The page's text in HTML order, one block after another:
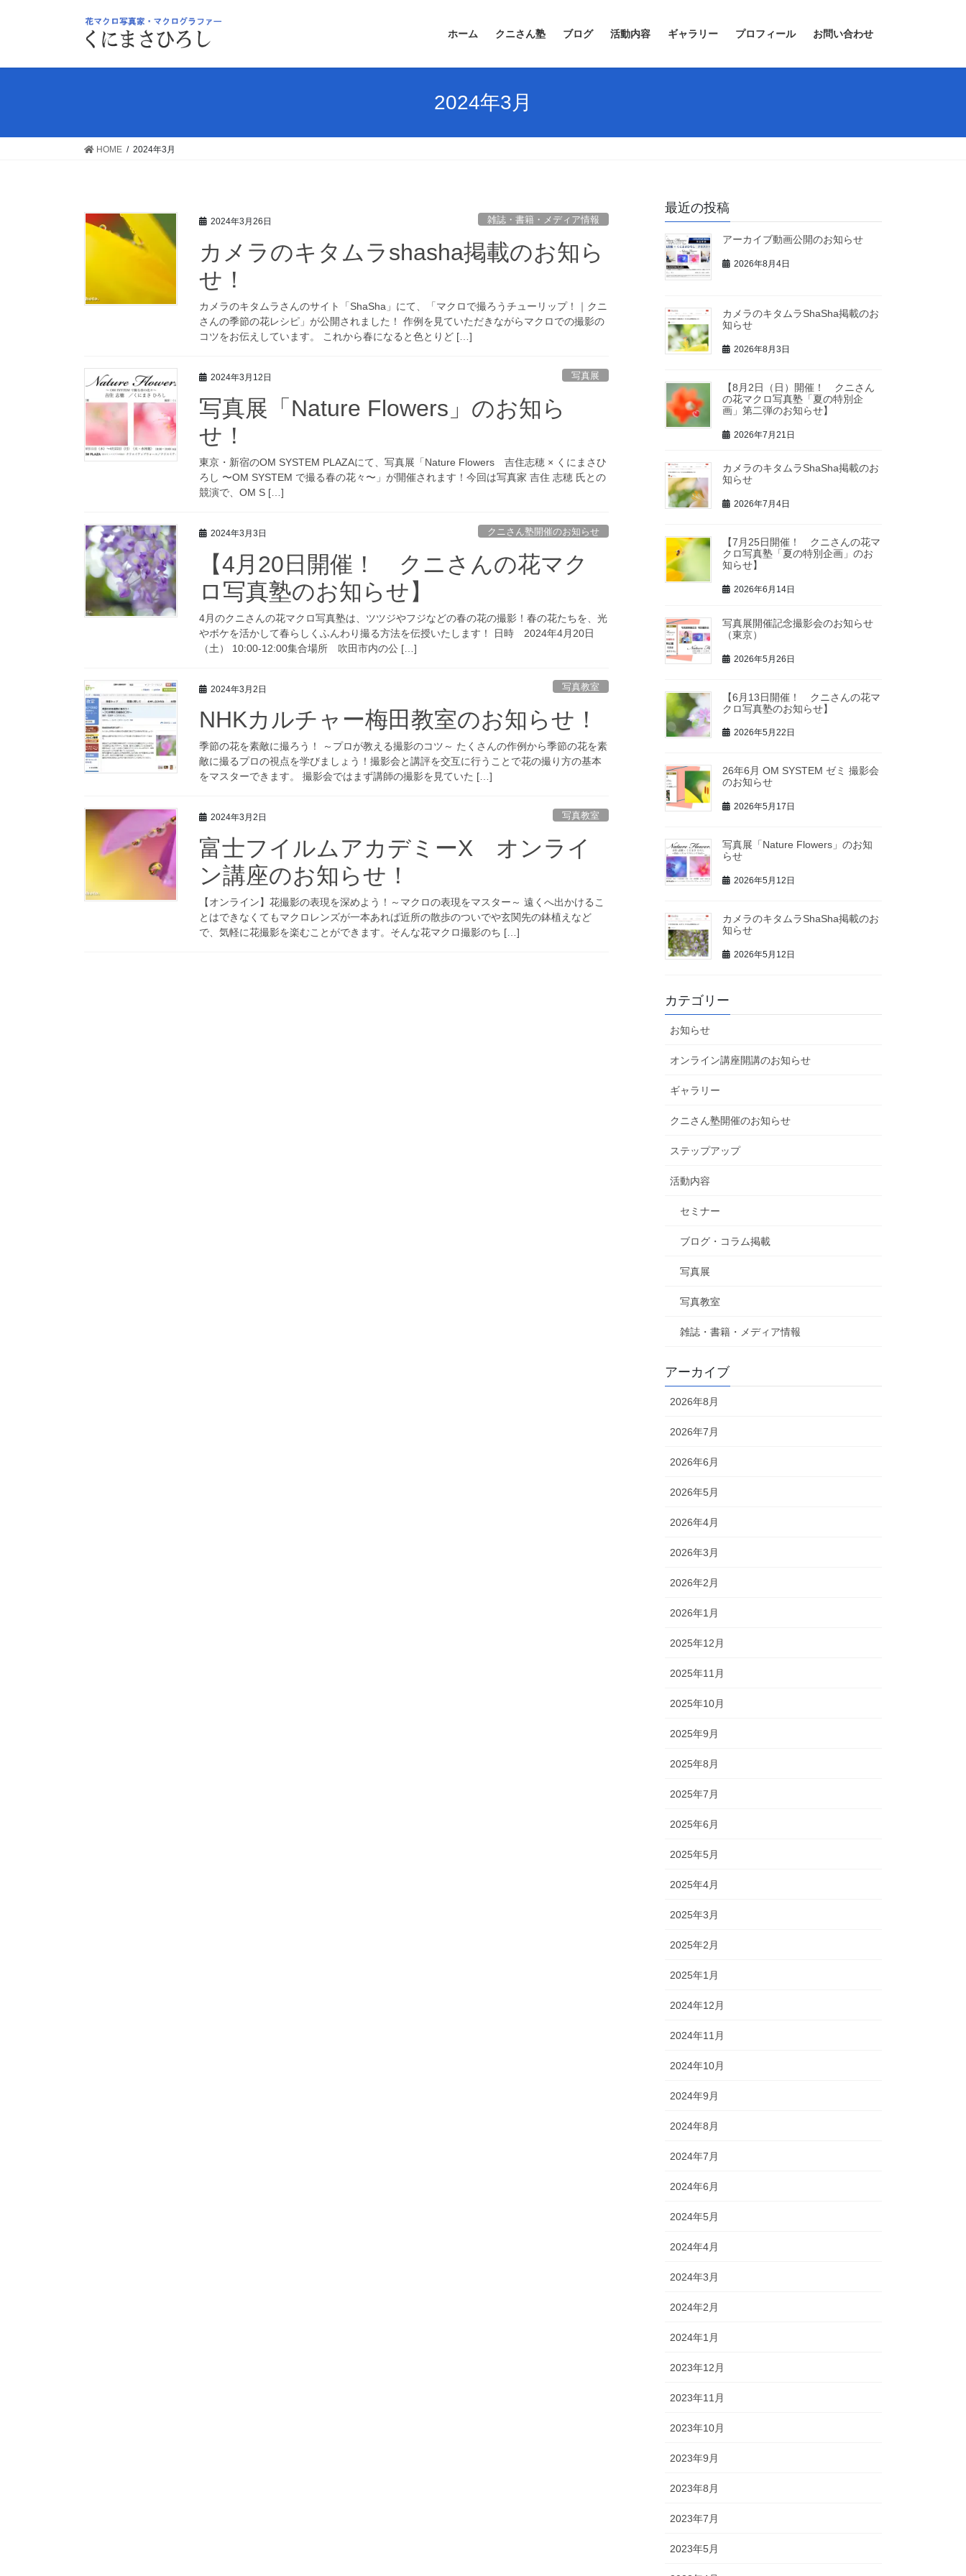
ホーム クニさん塾 ブログ 活動内容 ギャラリー プロフィール お問い合わせ
2024年3月
HOME 2024年3月
2024年3月26日 雑誌・書籍・メディア情報
カメラのキタムラshasha掲載のお知ら
せ！
カメラのキタムラさんのサイト「ShaSha」にて、「マクロで撮ろうチューリップ！｜クニ
さんの季節の花レシピ」が公開されました！ 作例を見ていただきながらマクロでの撮影の
コツをお伝えしています。 これから春になると色とりど […]
2024年3月12日 写真展
写真展「Nature Flowers」のお知ら
せ！
東京・新宿のOM SYSTEM PLAZAにて、写真展「Nature Flowers 吉住志穂 × くにまさひ
ろし 〜OM SYSTEM で撮る春の花々〜」が開催されます！今回は写真家 吉住 志穂 氏との
競演で、OM S […]
2024年3月3日 クニさん塾開催のお知らせ
【4月20日開催！ クニさんの花マク
ロ写真塾のお知らせ】
4月のクニさんの花マクロ写真塾は、ツツジやフジなどの春の花の撮影！春の花たちを、光
やボケを活かして春らしくふんわり撮る方法を伝授いたします！ 日時 2024年4月20日
（土） 10:00-12:00集合場所 吹田市内の公 […]
2024年3月2日 写真教室
NHKカルチャー梅田教室のお知らせ！
季節の花を素敵に撮ろう！ ～プロが教える撮影のコツ～ たくさんの作例から季節の花を素
敵に撮るプロの視点を学びましょう！撮影会と講評を交互に行うことで花の撮り方の基本
をマスターできます。 撮影会ではまず講師の撮影を見ていた […]
2024年3月2日 写真教室
富士フイルムアカデミーX オンライ
ン講座のお知らせ！
【オンライン】花撮影の表現を深めよう！～マクロの表現をマスター～ 遠くへ出かけるこ
とはできなくてもマクロレンズが一本あれば近所の散歩のついでや玄関先の鉢植えなど
で、気軽に花撮影を楽むことができます。そんな花マクロ撮影のち […]
最近の投稿
アーカイブ動画公開のお知らせ
2026年8月4日
カメラのキタムラShaSha掲載のお
知らせ
2026年8月3日
【8月2日（日）開催！ クニさん
の花マクロ写真塾「夏の特別企
画」第二弾のお知らせ】
2026年7月21日
カメラのキタムラShaSha掲載のお
知らせ
2026年7月4日
【7月25日開催！ クニさんの花マ
クロ写真塾「夏の特別企画」のお
知らせ】
2026年6月14日
写真展開催記念撮影会のお知らせ
（東京）
2026年5月26日
【6月13日開催！ クニさんの花マ
クロ写真塾のお知らせ】
2026年5月22日
26年6月 OM SYSTEM ゼミ 撮影会
のお知らせ
2026年5月17日
写真展「Nature Flowers」のお知
らせ
2026年5月12日
カメラのキタムラShaSha掲載のお
知らせ
2026年5月12日
カテゴリー
お知らせ
オンライン講座開講のお知らせ
ギャラリー
クニさん塾開催のお知らせ
ステップアップ
活動内容
セミナー
ブログ・コラム掲載
写真展
写真教室
雑誌・書籍・メディア情報
アーカイブ
2026年8月
2026年7月
2026年6月
2026年5月
2026年4月
2026年3月
2026年2月
2026年1月
2025年12月
2025年11月
2025年10月
2025年9月
2025年8月
2025年7月
2025年6月
2025年5月
2025年4月
2025年3月
2025年2月
2025年1月
2024年12月
2024年11月
2024年10月
2024年9月
2024年8月
2024年7月
2024年6月
2024年5月
2024年4月
2024年3月
2024年2月
2024年1月
2023年12月
2023年11月
2023年10月
2023年9月
2023年8月
2023年7月
2023年5月